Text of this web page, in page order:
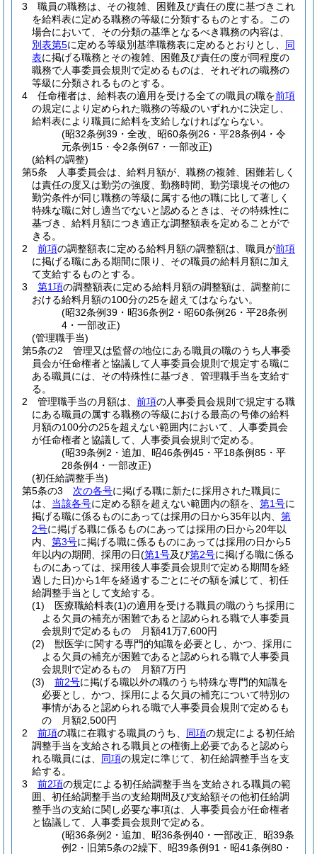
3
職員の職務は、その複雑、困難及び責任の度に基づきこれ
を給料表に定める職務の等級に分類するものとする。
この
場合において、その分類の基準となるべき職務の内容は、
別表第5に定める等級別基準職務表に定めるとおりとし、 同
表に掲げる職務とその複雑、困難及び責任の度が同程度の
職務で人事委員会規則で定めるものは、それぞれの職務の
等級に分類されるものとする。
4
任命権者は、給料表の適用を受ける全ての職員の職を前項
の規定により定められた職務の等級のいずれかに決定し、
給料表により職員に給料を支給しなければならない。
(昭32条例39・全改、昭60条例26・平28条例4・令
元条例15・令2条例67・一部改正)
(給料の調整)
第5条
人事委員会は、給料月額が、職務の複雑、困難若しく
は責任の度又は勤労の強度、勤務時間、勤労環境その他の
勤労条件が同じ職務の等級に属する他の職に比して著しく
特殊な職に対し適当でないと認めるときは、その特殊性に
基づき、給料月額につき適正な調整額表を定めることがで
きる。
2
前項の調整額表に定める給料月額の調整額は、職員が前項
に掲げる職にある期間に限り、その職員の給料月額に加え
て支給するものとする。
3
第1項の調整額表に定める給料月額の調整額は、調整前に
おける給料月額の100分の25を超えてはならない。
(昭32条例39・昭36条例2・昭60条例26・平28条例
4・一部改正)
(管理職手当)
第5条の2
管理又は監督の地位にある職員の職のうち人事委
員会が任命権者と協議して人事委員会規則で規定する職に
ある職員には、その特殊性に基づき、管理職手当を支給す
る。
2
管理職手当の月額は、 前項の人事委員会規則で規定する職
にある職員の属する職務の等級における最高の号俸の給料
月額の100分の25を超えない範囲内において、人事委員会
が任命権者と協議して、人事委員会規則で定める。
(昭39条例2・追加、昭46条例45・平18条例85・平
28条例4・一部改正)
(初任給調整手当)
第5条の3
次の各号に掲げる職に新たに採用された職員に
は、 当該各号に定める額を超えない範囲内の額を、 第1号に
掲げる職に係るものにあっては採用の日から35年以内、 第
2号に掲げる職に係るものにあっては採用の日から20年以
内、 第3号に掲げる職に係るものにあっては採用の日から5
年以内の期間、採用の日(第1号及び第2号に掲げる職に係る
ものにあっては、採用後人事委員会規則で定める期間を経
過した日)から1年を経過するごとにその額を減じて、初任
給調整手当として支給する。
(1)
医療職給料表(1)の適用を受ける職員の職のうち採用に
よる欠員の補充が困難であると認められる職で人事委員
会規則で定めるもの 月額41万7,600円
(2)
獣医学に関する専門的知識を必要とし、かつ、採用に
よる欠員の補充が困難であると認められる職で人事委員
会規則で定めるもの 月額7万円
(3)
前2号に掲げる職以外の職のうち特殊な専門的知識を
必要とし、かつ、採用による欠員の補充について特別の
事情があると認められる職で人事委員会規則で定めるも
の 月額2,500円
2
前項の職に在職する職員のうち、 同項の規定による初任給
調整手当を支給される職員との権衡上必要であると認めら
れる職員には、 同項の規定に準じて、初任給調整手当を支
給する。
3
前2項の規定による初任給調整手当を支給される職員の範
囲、初任給調整手当の支給期間及び支給額その他初任給調
整手当の支給に関し必要な事項は、人事委員会が任命権者
と協議して、人事委員会規則で定める。
(昭36条例2・追加、昭36条例40・一部改正、昭39条
例2・旧第5条の2繰下、昭39条例91・昭41条例80・